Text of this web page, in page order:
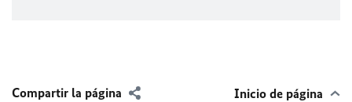
Compartir la página Inicio de página